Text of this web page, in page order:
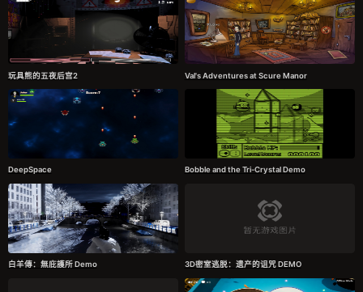
玩具熊的五夜后宫2 Val's Adventures at Scure Manor
DeepSpace Bobble and the Tri-Crystal Demo
白羊傳：無庇護所 Demo 3D密室逃脱：遗产的诅咒 DEMO